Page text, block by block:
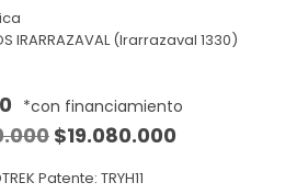
IRARRAZAVAL (Irarrazaval 1330)
$19.080.000
Patente: TRYH11